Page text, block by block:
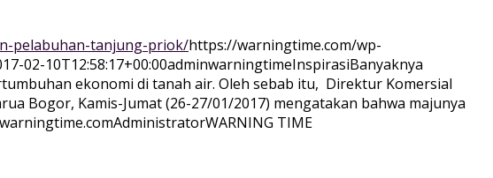
pelabuhan-tanjung-priok/https://warningtime.com/wp-
02-10T12:58:17+00:00adminwarningtimeInspirasiBanyaknya
ekonomi di tanah air. Oleh sebab itu, Direktur Komersial
Bogor, Kamis-Jumat (26-27/01/2017) mengatakan bahwa majunya
AdministratorWARNING TIME